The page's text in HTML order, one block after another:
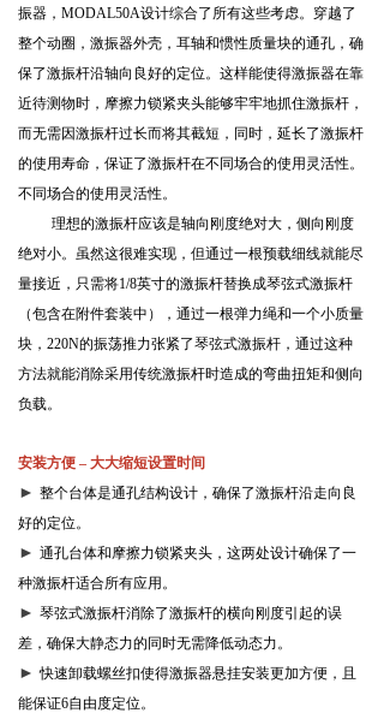
振器， MODAL50A设计综合了所有这些考虑。穿越了
整个动圈，激振器外壳，耳轴和惯性质量块的通孔，确
保了激振杆沿轴向良好的定位。这样能使得激振器在靠
近待测物时，摩擦力锁紧夹头能够牢牢地抓住激振杆，
而无需因激振杆过长而将其截短，同时，延长了激振杆
的使用寿命，保证了激振杆在不同场合的使用灵活性。
不同场合的使用灵活性。
理想的激振杆应该是轴向刚度绝对大，侧向刚度
绝对小。虽然这很难实现，但通过一根预载细线就能尽
量接近，只需将1/8英寸的激振杆替换成琴弦式激振杆
（包含在附件套装中），通过一根弹力绳和一个小质量
块， 220N的振荡推力张紧了琴弦式激振杆，通过这种
方法就能消除采用传统激振杆时造成的弯曲扭矩和侧向
负载。
安装方便 – 大大缩短设置时间
► 整个台体是通孔结构设计，确保了激振杆沿走向良
好的定位。
► 通孔台体和摩擦力锁紧夹头，这两处设计确保了一
种激振杆适合所有应用。
► 琴弦式激振杆消除了激振杆的横向刚度引起的误
差，确保大静态力的同时无需降低动态力。
►快速卸载螺丝扣使得激振器悬挂安装更加方便，且
能保证6自由度定位。